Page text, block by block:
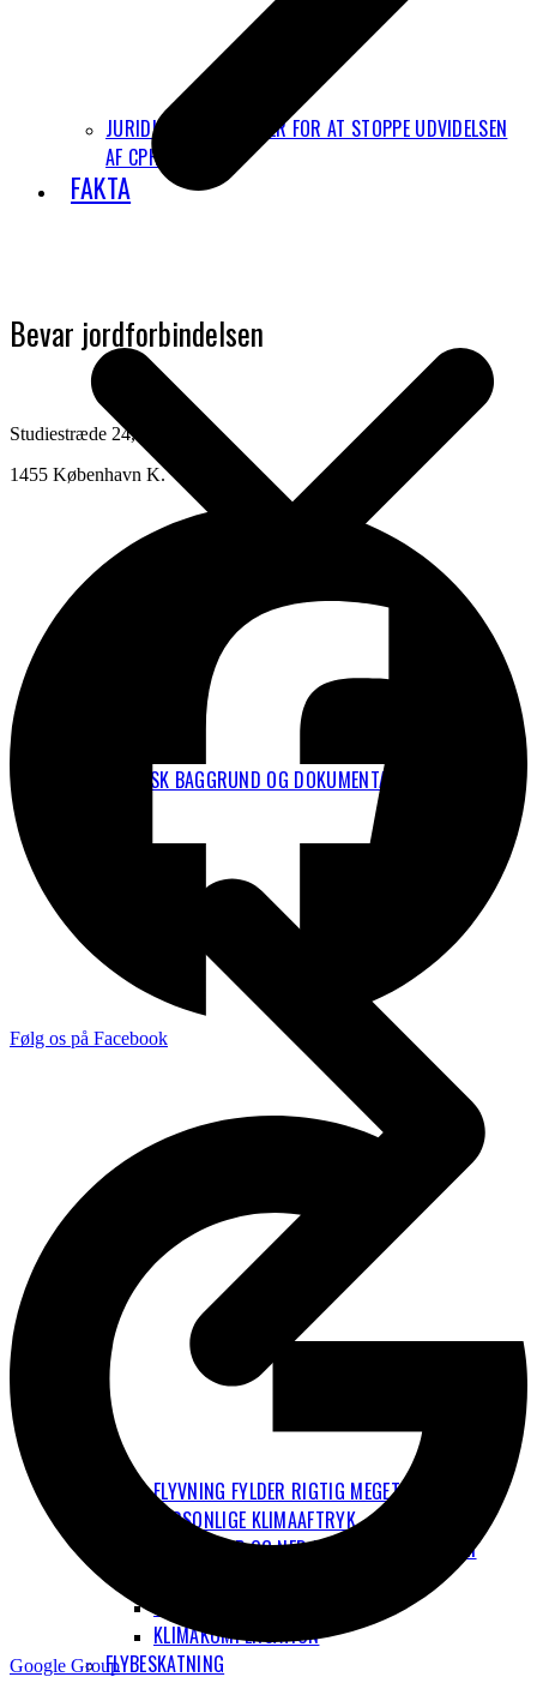
JURIDISKE MULIGHEDER FOR AT STOPPE UDVIDELSEN
AF CPH
FAKTA
TEKNISK BAGGRUND OG DOKUMENTATION
FLYVNING FYLDER RIGTIG MEGET I DET
PERSONLIGE KLIMAAFTRYK
HVAD ER OP OG NED I BEREGNINGERNE OM
KLIMAKOMPENSATION
FLYBESKATNING
Bevar jordforbindelsen
Studiestræde 24, 2. sal
1455 København K.
Følg os på Facebook
Google Group